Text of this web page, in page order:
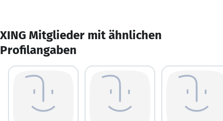
XING Mitglieder mit ähnlichen
Profilangaben